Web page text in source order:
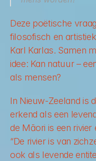
Deze poëtische
filosofisch en
Karl Karlas. Samen
idee: Kan natuur –
als mensen?
In Nieuw-Zeeland is
erkend als een
de Māori is een rivier
“De rivier is van
ook als levende